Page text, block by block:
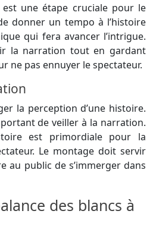
une étape cruciale pour le
donner un tempo à l’histoire
qui fera avancer l’intrigue.
la narration tout en gardant
ne pas ennuyer le spectateur.
la perception d’une histoire.
de veiller à la narration.
est primordiale pour la
Le montage doit servir
au public de s’immerger dans
des blancs à